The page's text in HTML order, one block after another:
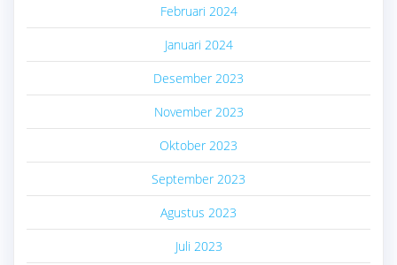
Februari 2024
Januari 2024
Desember 2023
November 2023
Oktober 2023
September 2023
Agustus 2023
Juli 2023